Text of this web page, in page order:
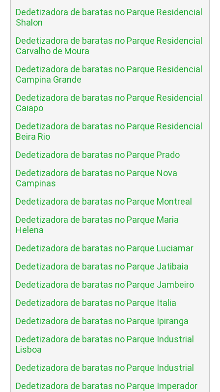
Dedetizadora de baratas no Parque Residencial
Shalon
Dedetizadora de baratas no Parque Residencial
Carvalho de Moura
Dedetizadora de baratas no Parque Residencial
Campina Grande
Dedetizadora de baratas no Parque Residencial
Caiapo
Dedetizadora de baratas no Parque Residencial
Beira Rio
Dedetizadora de baratas no Parque Prado
Dedetizadora de baratas no Parque Nova
Campinas
Dedetizadora de baratas no Parque Montreal
Dedetizadora de baratas no Parque Maria
Helena
Dedetizadora de baratas no Parque Luciamar
Dedetizadora de baratas no Parque Jatibaia
Dedetizadora de baratas no Parque Jambeiro
Dedetizadora de baratas no Parque Italia
Dedetizadora de baratas no Parque Ipiranga
Dedetizadora de baratas no Parque Industrial
Lisboa
Dedetizadora de baratas no Parque Industrial
Dedetizadora de baratas no Parque Imperador